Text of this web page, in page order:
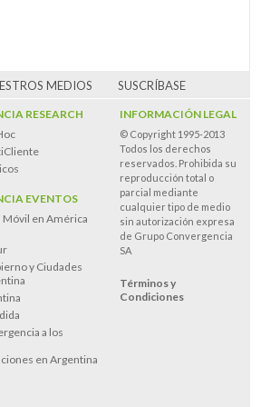
MEDIOS SUSCRÍBASE
RESEARCH
EVENTOS
Móvil en América
y Ciudades
a los
en Argentina
INFORMACIÓN LEGAL
© Copyright 1995-2013
Todos los derechos
reservados. Prohibida su
reproducción total o
parcial mediante
cualquier tipo de medio
sin autorización expresa
de Grupo Convergencia
SA
Términos y
Condiciones